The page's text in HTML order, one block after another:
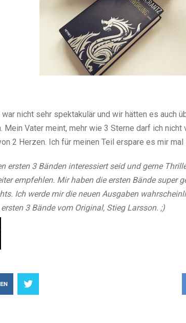
war nicht sehr spektakulär und wir hätten es auch
Vater meint, mehr wie 3 Sterne darf ich
2 Herzen. Ich für meinen Teil erspare es mir mal
ersten 3 Bänden interessiert seid und gerne
empfehlen. Mir haben die ersten Bände super
Ich werde mir die neuen Ausgaben
3 Bände vom Original, Stieg Larsson. ;)